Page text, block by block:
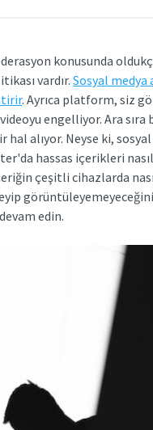
konusunda
vardır. Sosyal medya
. Ayrıca platform, siz
engelliyor. Ara sıra
alıyor. Neyse ki, sosyal
hassas içerikleri
çeşitli cihazlarda
edin.